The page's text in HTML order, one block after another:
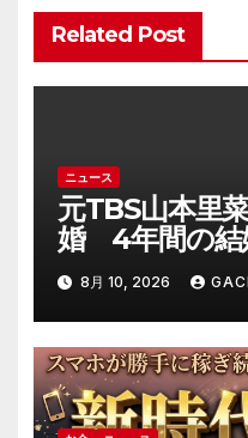
Related Post
ニュース
元TBS山本里
婚 4年間の結
「ともに歩ん
(J-CASTニュ
8月 10, 2026